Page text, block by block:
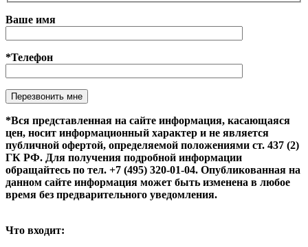
Ваше имя
*Телефон
Оставьте это поле пустым.
*Вся представленная на сайте информация, касающаяся
цен, носит информационный характер и не является
публичной офертой, определяемой положениями ст. 437 (2)
ГК РФ. Для получения подробной информации
обращайтесь по тел. +7 (495) 320-01-04. Опубликованная на
данном сайте информация может быть изменена в любое
время без предварительного уведомления.
Что входит: